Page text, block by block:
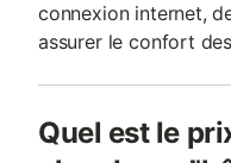
connexion internet,
assurer le confort
Quel est le